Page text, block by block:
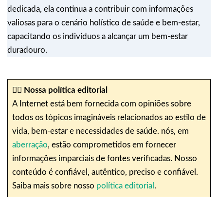
dedicada, ela continua a contribuir com informações
valiosas para o cenário holístico de saúde e bem-estar,
capacitando os indivíduos a alcançar um bem-estar
duradouro.
✍🏼 Nossa política editorial
A Internet está bem fornecida com opiniões sobre
todos os tópicos imagináveis relacionados ao estilo de
vida, bem-estar e necessidades de saúde. nós, em
aberração, estão comprometidos em fornecer
informações imparciais de fontes verificadas. Nosso
conteúdo é confiável, autêntico, preciso e confiável.
Saiba mais sobre nosso política editorial .